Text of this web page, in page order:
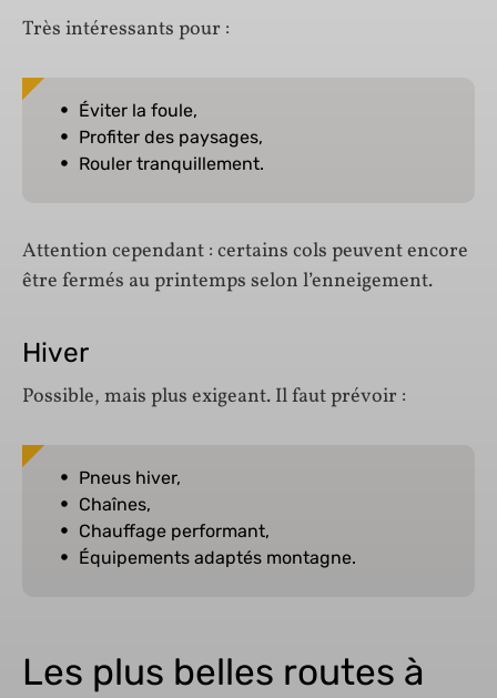
Très intéressants pour :
Éviter la foule,
Profiter des paysages,
Rouler tranquillement.
Attention cependant : certains cols peuvent encore
être fermés au printemps selon l’enneigement.
Hiver
Possible, mais plus exigeant. Il faut prévoir :
Pneus hiver,
Chaînes,
Chauffage performant,
Équipements adaptés montagne.
Les plus belles routes à